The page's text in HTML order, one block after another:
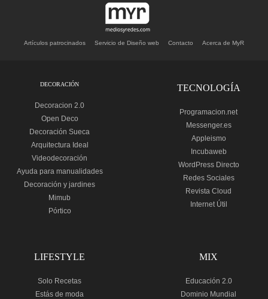
Artículos patrocinados Servicio de Diseño web Contacto Acerca de MyR
DECORACIÓN
Decoracion 2.0
Open Deco
Decoración Sueca
Arquitectura Ideal
Videodecoración
Ayuda para manualidades
Decoración y jardines
Mimub
Pórtico
TECNOLOGÍA
Programacion.net
Messenger.es
Appleismo
Incubaweb
WordPress Directo
Redes Sociales
Revista Cloud
Internet Útil
LIFESTYLE
Solo Recetas
Estás de moda
MIX
Educación 2.0
Dominio Mundial